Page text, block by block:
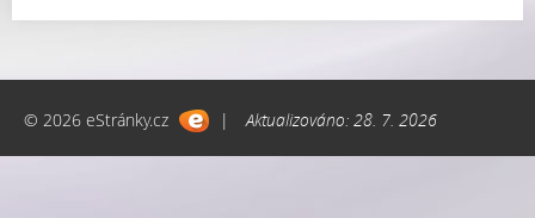
© 2026 eStránky.cz | Aktualizováno: 28. 7. 2026